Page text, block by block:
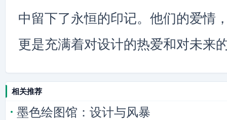
中留下了永恒的印记。他们的爱情
更是充满着对设计的热爱和对未来
相关推荐
墨色绘图馆：设计与风暴